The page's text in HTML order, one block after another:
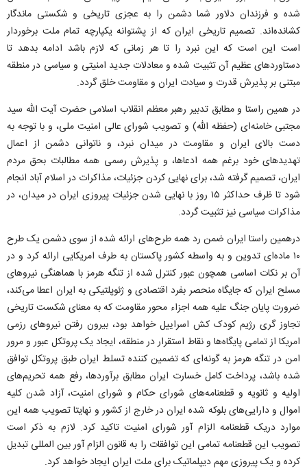
شده و فرزندان دلاور شما دشمن را به عجزی تاریخی و شکستی ماندگار
کشانده‌اند. تصمیم تاریخی ایران که از پشتوانه یکپارچه تمام ملت برخوردار
است این است که این نبرد را تا هر زمانی که لازم باشد ادامه بدهد تا
دستاورد‌های عظیم آن تثبیت شده و معادلات جدید امنیتی و سیاسی در منطقه
مبتنی بر پذیرش قدرت و سیادت ایران و مقاومت خلق گردد.
در همین راستا و مطابق تدبیر رهبر معظم انقلاب اسلامی حضرت آیت الله سید
مجتبی خامنه‌ای (حفظه الله) و تصویب شورای عالی امنیت ملی، و با توجه به
دست بالای ایران و مقاومت در میدان نبرد، و ناتوانی دشمن از اعمال
تهدید‌های خود برغم همه ادعاها، و پذیرش رسمی همه مطالبات بحق مردم
ایران، تصمیم گرفته شد، برای نهایی کردن جزئیات، مذاکرات در اسلام آباد انجام
شود تا ظرف حداکثر ۱۵ روز با نهایی شدن جزئیات پیروزی ایران در میدان، در
مذاکرات سیاسی نیز تثبیت گردد.
درهمین راستا ایران ضمن رد همه طرح‌های ارائه شده از سوی دشمن یک طرح
۱۰ ماده‌ای تدوین و به واسطه کشور پاکستان به طرف امریکایی ارائه کرد و در
آن بر نکات اساسی همچون عبور کنترل شده از تنگه هرمز با هماهنگی نیرو‌های
مسلح ایران که جایگاه منحصر بفرد اقتصادی و ژئوپلتیکی به ایران اعطا می‌کند،
ضرورت پایان جنگ علیه همه اجزاء محور مقاومت که به معنای شکست تاریخی
تجاوز گری رژیم کودک کش اسراییل خواهد بود، بیرون رفتن نیرو‌های رزمی
امریکا از تمامی پایگاه‌ها و نقاط استقرار در منطقه، ایجاد یک پروتکل عبور و مرور
امن در تنگه هرمز به گونه‌ای که تضمین کننده تسلط ایران طبق پروتکل توافق
شده باشد، پرداخت کامل خسارت ایران مطابق برآوردها، رفع همه تحریم‌های
اولیه و ثانویه و قطعنامه‌های شورای حکام و شورای امنیت، آزاد شدن کلیه
اموال و دارایی‌های بلوکه شده ایران در خارج از کشور و نهایتا تصویب همه این
موارد دریک قطعنامه الزام آور شورای امنیت تاکید کرد. لازم به ذکر است
تصویب این قطعنامه تمامی این توافقات را به قانون الزام آور بین المللی تبدیل
کرده و یک پیروزی مهم دیپلماتیک برای ملت ایران ایجاد خواهد کرد.